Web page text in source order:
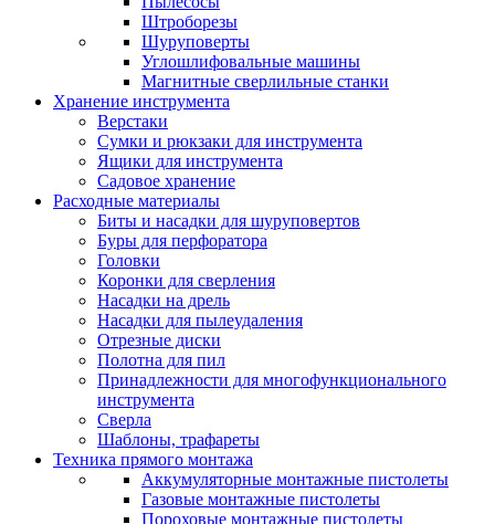
Штроборезы
Шуруповерты
Углошлифовальные машины
Магнитные сверлильные станки
Хранение инструмента
Верстаки
Сумки и рюкзаки для инструмента
Ящики для инструмента
Садовое хранение
Расходные материалы
Биты и насадки для шуруповертов
Буры для перфоратора
Головки
Коронки для сверления
Насадки на дрель
Насадки для пылеудаления
Отрезные диски
Полотна для пил
Принадлежности для многофункционального
инструмента
Сверла
Шаблоны, трафареты
Техника прямого монтажа
Аккумуляторные монтажные пистолеты
Газовые монтажные пистолеты
Пороховые монтажные пистолеты